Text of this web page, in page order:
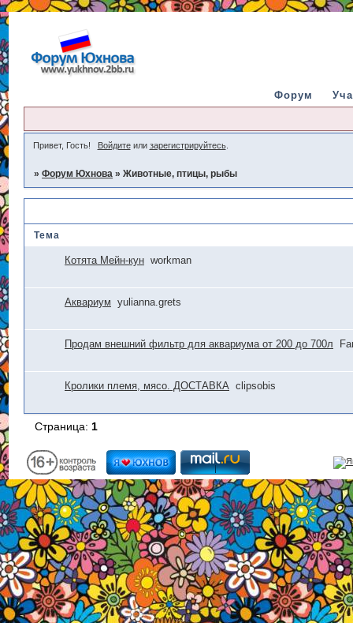
Форум
Привет, Гость! Войдитеили зарегистрируйтесь.
»Форум Юхнова »Животные, птицы, рыбы
Тема
Котята Мейн-кун workman
Аквариум yulianna.grets
Продам внешний фильтр для аквариума от 200 до 700л
Кролики племя, мясо. ДОСТАВКА clipsobis
Страница: 1